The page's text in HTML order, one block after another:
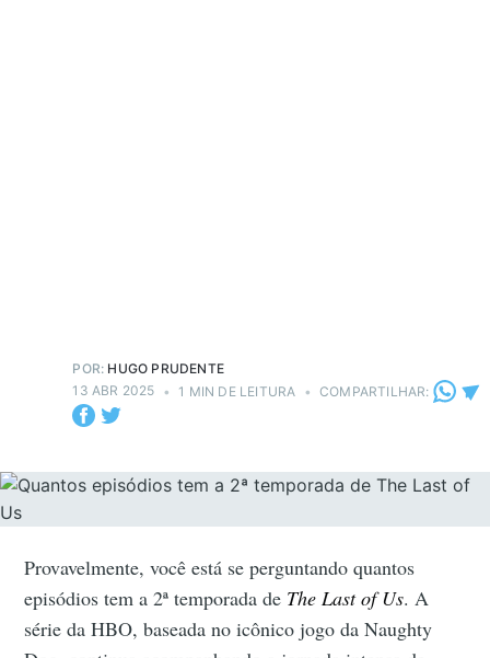
POR: HUGO PRUDENTE
13 ABR 2025 • 1 MIN DE LEITURA • COMPARTILHAR:
Provavelmente, você está se perguntando quantos
episódios tem a 2ª temporada de The Last of Us. A
série da HBO, baseada no icônico jogo da Naughty